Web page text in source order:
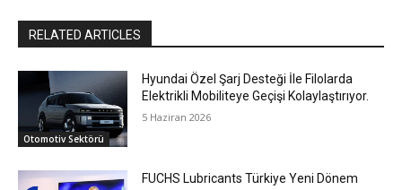
RELATED ARTICLES
Otomotiv Sektörü
Hyundai Özel Şarj Desteği İle Filolarda
Elektrikli Mobiliteye Geçişi Kolaylaştırıyor.
5 Haziran 2026
FUCHS Lubricants Türkiye Yeni Dönem